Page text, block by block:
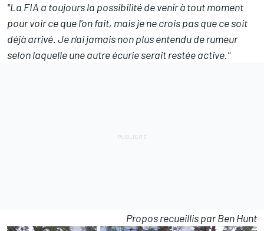
"La FIA a toujours la possibilité de venir à tout moment
pour voir ce que l'on fait, mais je ne crois pas que ce soit
déjà arrivé. Je n'ai jamais non plus entendu de rumeur
selon laquelle une autre écurie serait restée active."
Propos recueillis par Ben Hunt